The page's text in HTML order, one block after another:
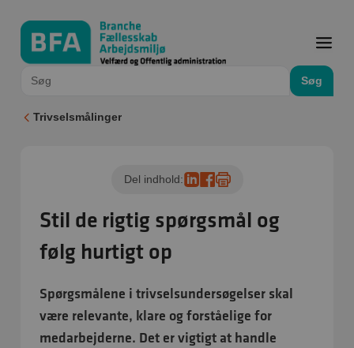
Søg
Trivselsmålinger
Stil de rigtig spørgsmål og
følg hurtigt op
Del indhold:
Spørgsmålene i trivselsundersøgelser skal
være relevante, klare og forståelige for
medarbejderne. Det er vigtigt at handle